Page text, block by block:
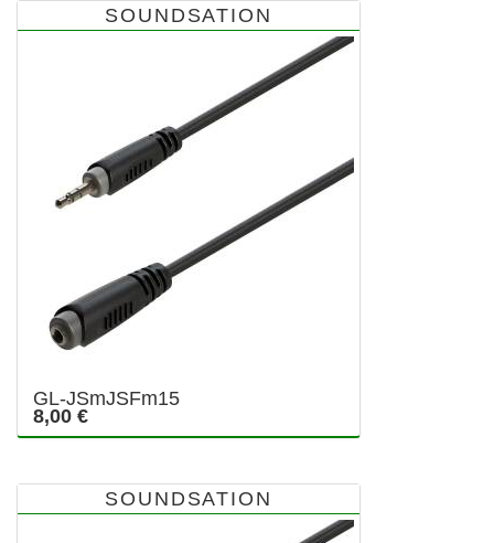
SOUNDSATION
GL-JSmJSFm15
8,00 €
SOUNDSATION